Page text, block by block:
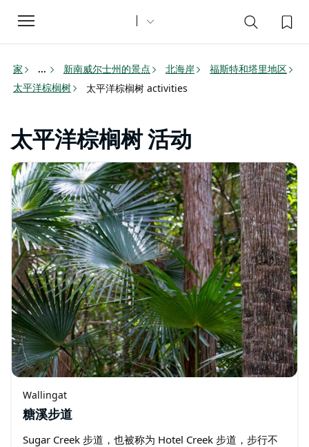
Toggle
navigation
家 ... 新南威尔士州的景点 北海岸
福斯特和塔里地区
太平洋棕榈树
太平洋棕榈树 activities
太平洋棕榈树 活动
Wallingat
糖溪步道
Sugar Creek 步道，也被称为 Hotel Creek 步道，步行不